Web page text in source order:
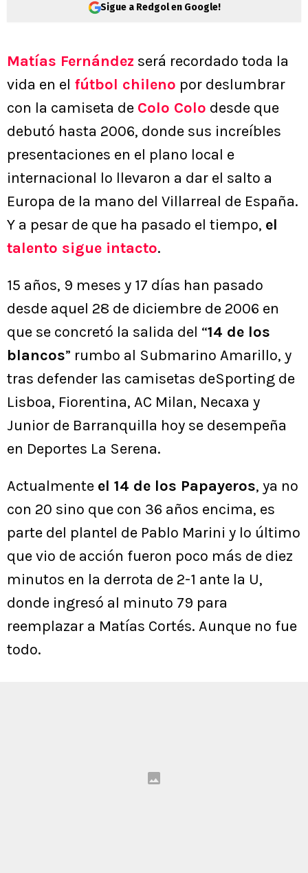
Sigue a Redgol en Google!
Matías Fernández será recordado toda la
vida en el fútbol chileno por deslumbrar
con la camiseta de Colo Colo desde que
debutó hasta 2006, donde sus increíbles
presentaciones en el plano local e
internacional lo llevaron a dar el salto a
Europa de la mano del Villarreal de España.
Y a pesar de que ha pasado el tiempo, el
talento sigue intacto.
15 años, 9 meses y 17 días han pasado
desde aquel 28 de diciembre de 2006 en
que se concretó la salida del “14 de los
blancos” rumbo al Submarino Amarillo, y
tras defender las camisetas deSporting de
Lisboa, Fiorentina, AC Milan, Necaxa y
Junior de Barranquilla hoy se desempeña
en Deportes La Serena.
Actualmente el 14 de los Papayeros, ya no
con 20 sino que con 36 años encima, es
parte del plantel de Pablo Marini y lo último
que vio de acción fueron poco más de diez
minutos en la derrota de 2-1 ante la U,
donde ingresó al minuto 79 para
reemplazar a Matías Cortés. Aunque no fue
todo.